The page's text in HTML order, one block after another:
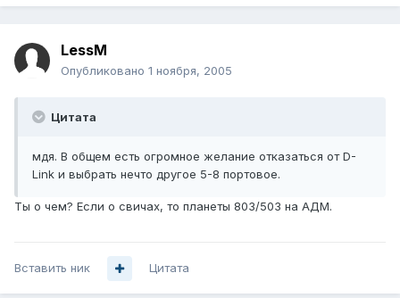
LessM
Опубликовано 1 ноября, 2005
Цитата
мдя. В общем есть огромное желание отказаться от D-
Link и выбрать нечто другое 5-8 портовое.
Ты о чем? Если о свичах, то планеты 803/503 на АДМ.
Вставить ник Цитата